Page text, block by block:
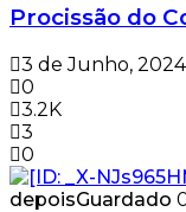
Procissão do
3 de Junho, 2024
0
3.2K
3
0
depoisGuardado